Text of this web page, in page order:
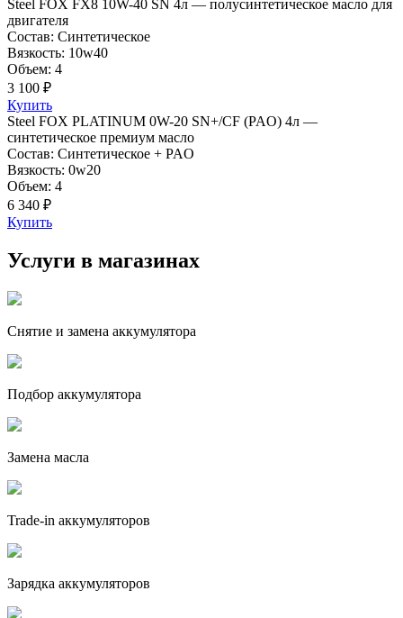
Steel FOX FX8 10W-40 SN 4л — полусинтетическое масло для
двигателя
Состав: Синтетическое
Вязкость: 10w40
Объем: 4
3 100 ₽
Купить
Steel FOX PLATINUM 0W-20 SN+/CF (PAO) 4л —
синтетическое премиум масло
Состав: Синтетическое + PAO
Вязкость: 0w20
Объем: 4
6 340 ₽
Купить
Услуги в магазинах
Снятие и замена аккумулятора
Подбор аккумулятора
Замена масла
Trade-in аккумуляторов
Зарядка аккумуляторов